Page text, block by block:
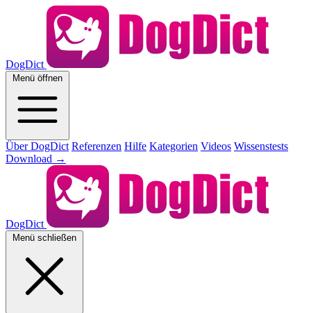
DogDict
Menü öffnen
Über DogDict Referenzen Hilfe Kategorien Videos Wissenstests
Download →
DogDict
Menü schließen